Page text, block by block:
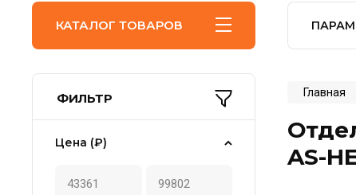
КАТАЛОГ ТОВАРОВ
ФИЛЬТР
Цена (₽)
Главная
AS-